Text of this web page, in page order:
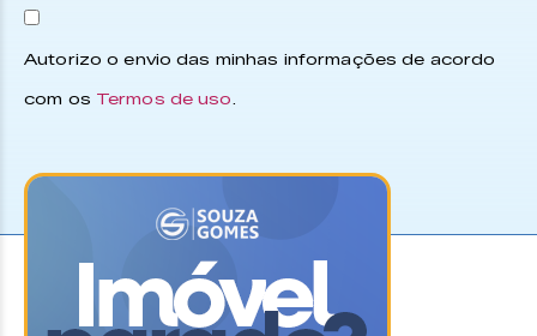
Autorizo o envio das minhas informações de acordo
com os Termos de uso